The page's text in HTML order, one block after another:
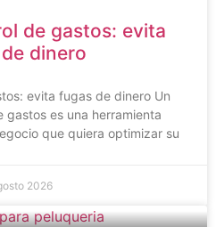
de gastos: evita
dinero
evita fugas de dinero Un
es una herramienta
que quiera optimizar su
2026